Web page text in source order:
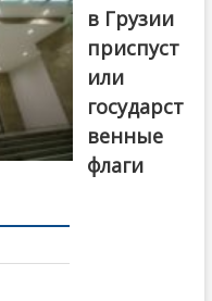
в Грузии
приспуст
или
государст
венные
флаги